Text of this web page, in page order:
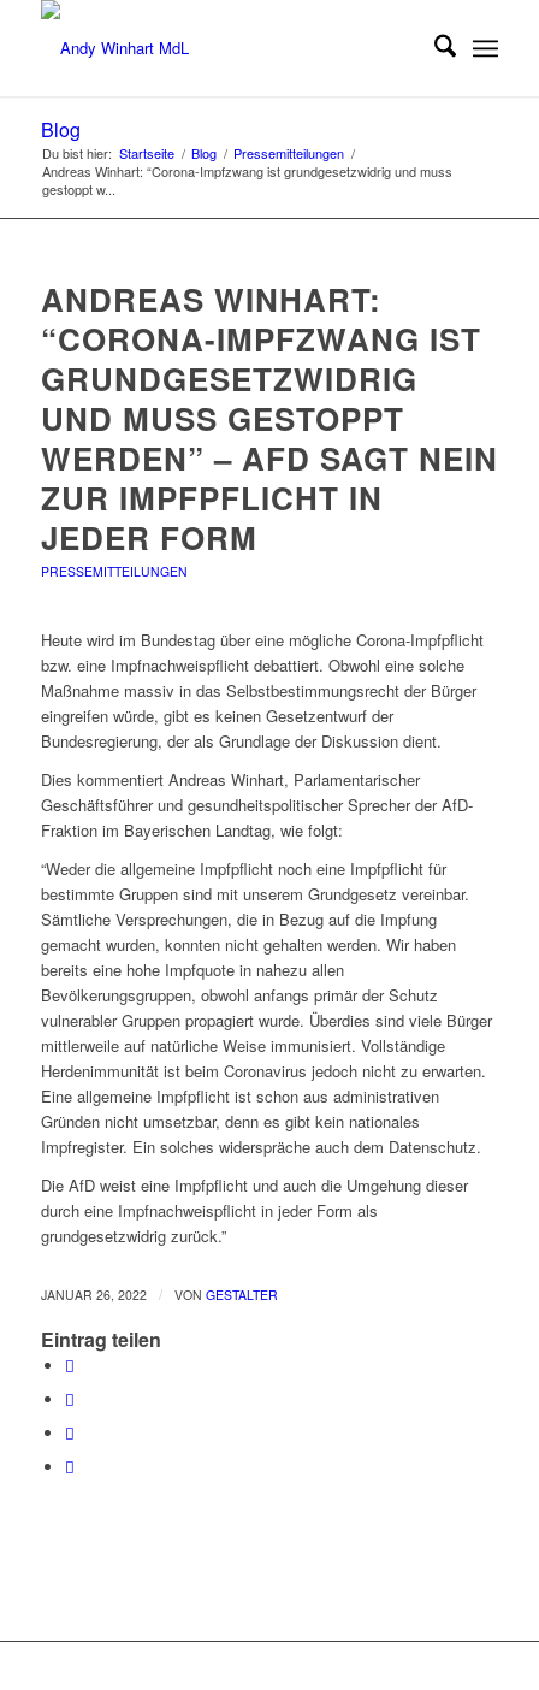
Blog
Du bist hier: Startseite / Blog / Pressemitteilungen /
Andreas Winhart: “Corona-Impfzwang ist grundgesetzwidrig und muss
gestoppt w...
ANDREAS WINHART:
“CORONA-IMPFZWANG IST
GRUNDGESETZWIDRIG
UND MUSS GESTOPPT
WERDEN” – AFD SAGT NEIN
ZUR IMPFPFLICHT IN
JEDER FORM
PRESSEMITTEILUNGEN
Heute wird im Bundestag über eine mögliche Corona-Impfpflicht
bzw. eine Impfnachweispflicht debattiert. Obwohl eine solche
Maßnahme massiv in das Selbstbestimmungsrecht der Bürger
eingreifen würde, gibt es keinen Gesetzentwurf der
Bundesregierung, der als Grundlage der Diskussion dient.
Dies kommentiert Andreas Winhart, Parlamentarischer
Geschäftsführer und gesundheitspolitischer Sprecher der AfD-
Fraktion im Bayerischen Landtag, wie folgt:
“Weder die allgemeine Impfpflicht noch eine Impfpflicht für
bestimmte Gruppen sind mit unserem Grundgesetz vereinbar.
Sämtliche Versprechungen, die in Bezug auf die Impfung
gemacht wurden, konnten nicht gehalten werden. Wir haben
bereits eine hohe Impfquote in nahezu allen
Bevölkerungsgruppen, obwohl anfangs primär der Schutz
vulnerabler Gruppen propagiert wurde. Überdies sind viele Bürger
mittlerweile auf natürliche Weise immunisiert. Vollständige
Herdenimmunität ist beim Coronavirus jedoch nicht zu erwarten.
Eine allgemeine Impfpflicht ist schon aus administrativen
Gründen nicht umsetzbar, denn es gibt kein nationales
Impfregister. Ein solches widerspräche auch dem Datenschutz.
Die AfD weist eine Impfpflicht und auch die Umgehung dieser
durch eine Impfnachweispflicht in jeder Form als
grundgesetzwidrig zurück.”
JANUAR 26, 2022 / VON GESTALTER
Eintrag teilen